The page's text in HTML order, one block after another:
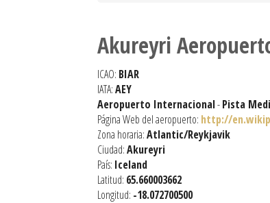
Akureyri
ICAO: BIAR
IATA:AEY
Aeropuerto Internacional-Pista
Página Web del aeropuerto: http://
Zona horaria:Atlantic/Reykjavik
Ciudad:Akureyri
País: Iceland
Latitud: 65.660003662
Longitud: -18.072700500